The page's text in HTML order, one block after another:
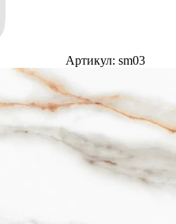
Артикул: sm03